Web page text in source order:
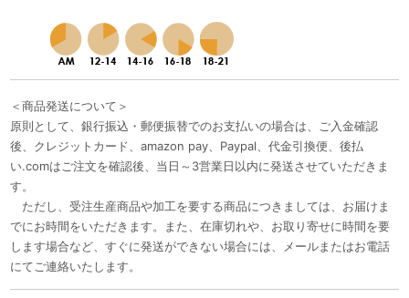
＜商品発送について＞
原則として、銀行振込・郵便振替でのお支払いの場合は、ご入金確認
後、クレジットカード、amazon pay、Paypal、代金引換便、後払
い.comはご注文を確認後、当日～3営業日以内に発送させていただきま
す。
ただし、受注生産商品や加工を要する商品につきましては、お届けま
でにお時間をいただきます。また、在庫切れや、お取り寄せに時間を要
します場合など、すぐに発送ができない場合には、メールまたはお電話
にてご連絡いたします。